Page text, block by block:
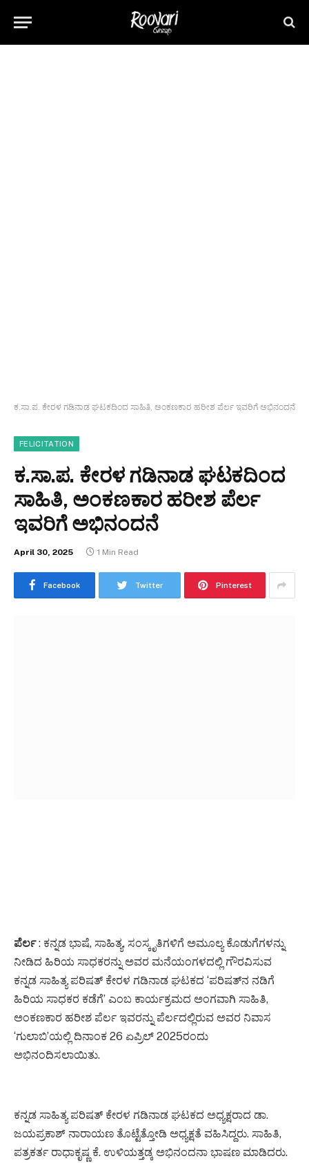
ಕ.ಸಾ.ಪ. ಕೇರಳ ಗಡಿನಾಡ ಘಟಕದಿಂದ ಸಾಹಿತಿ, ಅಂಕಣಕಾರ ಹರೀಶ ಪೆರ್ಲ ಇವರಿಗೆ ಅಭಿನಂದನೆ
FELICITATION
ಕ.ಸಾ.ಪ. ಕೇರಳ ಗಡಿನಾಡ ಘಟಕದಿಂದ
ಸಾಹಿತಿ, ಅಂಕಣಕಾರ ಹರೀಶ ಪೆರ್ಲ
ಇವರಿಗೆ ಅಭಿನಂದನೆ
April 30, 2025 1 Min Read
Facebook Twitter Pinterest
ಪೆರ್ಲ: ಕನ್ನಡ ಭಾಷೆ, ಸಾಹಿತ್ಯ, ಸಂಸ್ಕೃತಿಗಳಿಗೆ ಅಮೂಲ್ಯ ಕೊಡುಗೆಗಳನ್ನು
ನೀಡಿದ ಹಿರಿಯ ಸಾಧಕರನ್ನು ಅವರ ಮನೆಯಂಗಳದಲ್ಲಿ ಗೌರವಿಸುವ
ಕನ್ನಡ ಸಾಹಿತ್ಯ ಪರಿಷತ್‌ ಕೇರಳ ಗಡಿನಾಡ ಘಟಕದ ‘ಪರಿಷತ್‌ನ ನಡಿಗೆ
ಹಿರಿಯ ಸಾಧಕರ ಕಡೆಗೆ’ ಎಂಬ ಕಾರ್ಯಕ್ರಮದ ಅಂಗವಾಗಿ ಸಾಹಿತಿ,
ಅಂಕಣಕಾರ ಹರೀಶ ಪೆರ್ಲ ಇವರನ್ನು ಪೆರ್ಲದಲ್ಲಿರುವ ಅವರ ನಿವಾಸ
‘ಗುಲಾಬಿ’ಯಲ್ಲಿ ದಿನಾಂಕ 26 ಏಪ್ರಿಲ್ 2025ರಂದು
ಅಭಿನಂದಿಸಲಾಯಿತು.
ಕನ್ನಡ ಸಾಹಿತ್ಯ ಪರಿಷತ್‌ ಕೇರಳ ಗಡಿನಾಡ ಘಟಕದ ಅಧ್ಯಕ್ಷರಾದ ಡಾ.
ಜಯಪ್ರಕಾಶ್ ನಾರಾಯಣ ತೊಟ್ಟೆತ್ತೋಡಿ ಅಧ್ಯಕ್ಷತೆ ವಹಿಸಿದ್ದರು. ಸಾಹಿತಿ,
ಪತ್ರಕರ್ತ ರಾಧಾಕೃಷ್ಣ ಕೆ. ಉಳಿಯತ್ತಡ್ಕ ಅಭಿನಂದನಾ ಭಾಷಣ ಮಾಡಿದರು.